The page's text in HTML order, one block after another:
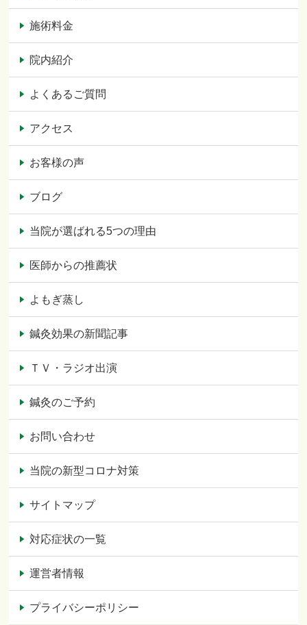
施術料金
院内紹介
よくあるご質問
アクセス
お客様の声
ブログ
当院が選ばれる5つの理由
医師からの推薦状
よもぎ蒸し
鍼灸効果の新聞記事
ＴＶ・ラジオ出演
鍼灸のご予約
お問い合わせ
当院の新型コロナ対策
サイトマップ
対応症状の一覧
運営者情報
プライバシーポリシー